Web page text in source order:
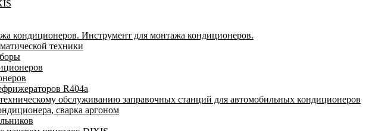
кондиционеров. Инструмент для монтажа кондиционеров.
техники
R404a
обслуживанию заправочных станций для автомобильных кондиционеров
сварка аргоном